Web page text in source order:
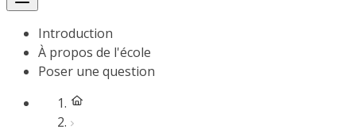
Introduction
À propos de l'école
Poser une question